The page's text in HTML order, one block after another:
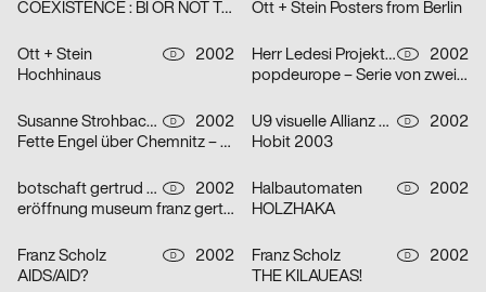
COEXISTENCE : BI OR NOT TO BE
Ott + Stein Posters from Berlin
Ott + Stein D
2002
Hochhinaus
Herr Ledesi Projekt- und Werbeagentur D
2002
popdeurope – Serie von zwei Plakaten
Susanne Strohbach, Ralf Wolfermann D
2002
Fette Engel über Chemnitz – Serie von vier Plakaten
U9 visuelle Allianz GmbH D
2002
Hobit 2003
botschaft gertrud nolte visuelle kommunikation und beratung D
2002
eröffnung museum franz gertsch
Halbautomaten D
2002
HOLZHAKA
Franz Scholz D
2002
AIDS/AID?
Franz Scholz D
2002
THE KILAUEAS!